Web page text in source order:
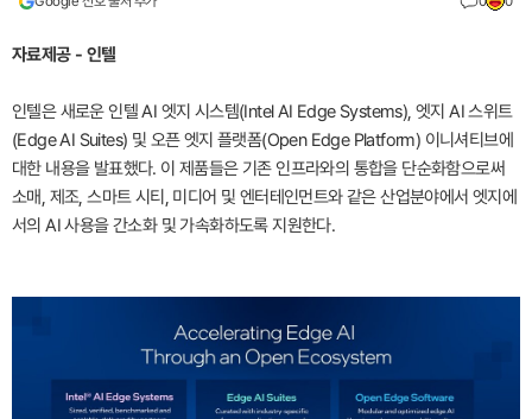
자료제공 - 인텔
인텔은 새로운 인텔 AI 엣지 시스템(Intel AI Edge Systems), 엣지 AI 스위트
(Edge AI Suites) 및 오픈 엣지 플랫폼(Open Edge Platform) 이니셔티브에
대한 내용을 발표했다. 이 제품들은 기존 인프라와의 통합을 단순화함으로써
소매, 제조, 스마트 시티, 미디어 및 엔터테인먼트와 같은 산업분야에서 엣지에
서의 AI 사용을 간소화 및 가속화하도록 지원한다.